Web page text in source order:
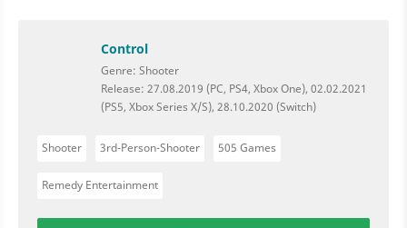
Control
Genre: Shooter
Release: 27.08.2019 (PC, PS4, Xbox One), 02.02.2021
(PS5, Xbox Series X/S), 28.10.2020 (Switch)
Shooter 3rd-Person-Shooter 505 Games
Remedy Entertainment